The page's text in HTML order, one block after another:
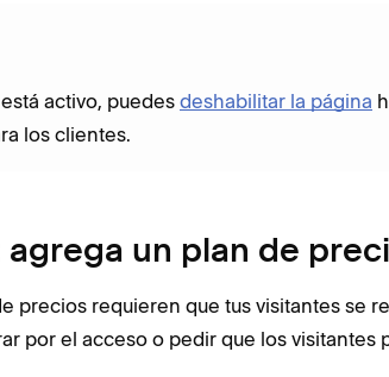
activo, puedesdeshabilitar la página
los clientes.
agrega un plan de
precios requieren que tus visitantes se
por el acceso o pedir que los